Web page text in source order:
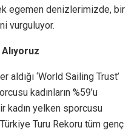
egemen denizlerimizde, bir
vurguluyor.
aldığı ‘World Sailing Trust’
kadınların %59’u
kadın yelken sporcusu
Turu Rekoru tüm genç